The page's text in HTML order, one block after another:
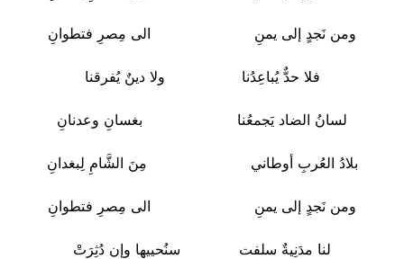
ومن نَجدٍ إلى يمنِ الى مِصرِ فتطوانِ
فلا حدٌّ يُباعِدُنا ولا دينٌ يُفرقنا
لسانُ الضاد يَجمعُنا بغسانِ وعدنانِ
بلادُ العُربِ أوطاني مِنَ الشَّامِ لِبغدانِ
ومن نَجدٍ إلى يمنِ الى مِصرِ فتطوانِ
لنا مدَنِيةٌ سلفت سنُحييها وإن دُثِرَتْ